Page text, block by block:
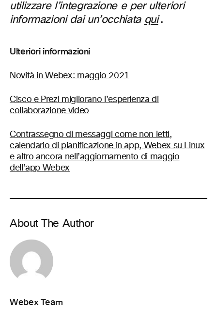
utilizzare l’integrazione e per ulteriori
informazioni dai un’occhiata qui .
Ulteriori informazioni
Novità in Webex: maggio 2021
Cisco e Prezi migliorano l’esperienza di
collaborazione video
Contrassegno di messaggi come non letti,
calendario di pianificazione in app, Webex su Linux
e altro ancora nell’aggiornamento di maggio
dell’app Webex
About The Author
Webex Team